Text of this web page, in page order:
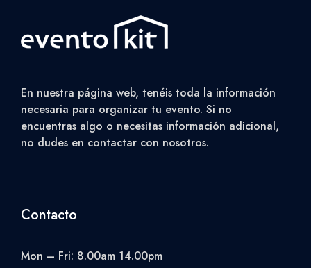
En nuestra página web, tenéis toda la información
necesaria para organizar tu evento. Si no
encuentras algo o necesitas información adicional,
no dudes en contactar con nosotros.
Contacto
Mon – Fri: 8.00am 14.00pm